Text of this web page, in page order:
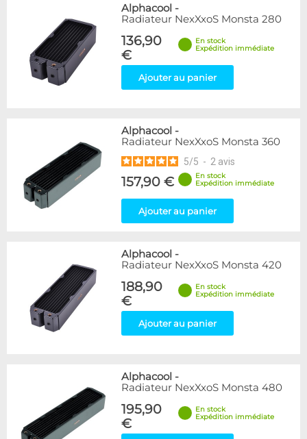
Alphacool -
Radiateur NexXxoS Monsta 280
136,90
€
En stock
Expédition immédiate
Ajouter au panier
Alphacool -
Radiateur NexXxoS Monsta 360
5/5 - 2 avis
157,90 €
En stock
Expédition immédiate
Ajouter au panier
Alphacool -
Radiateur NexXxoS Monsta 420
188,90
€
En stock
Expédition immédiate
Ajouter au panier
Alphacool -
Radiateur NexXxoS Monsta 480
195,90
€
En stock
Expédition immédiate